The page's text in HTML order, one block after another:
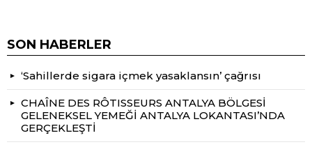
SON HABERLER
‘Sahillerde sigara içmek yasaklansın’ çağrısı
CHAÎNE DES RÔTISSEURS ANTALYA BÖLGESİ
GELENEKSEL YEMEĞİ ANTALYA LOKANTASI’NDA
GERÇEKLEŞTİ